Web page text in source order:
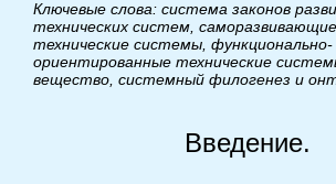
Ключевые слова: система законов
технических систем,
технические системы, функционально-
ориентированные технические
вещество, системный филогенез и
Введение.